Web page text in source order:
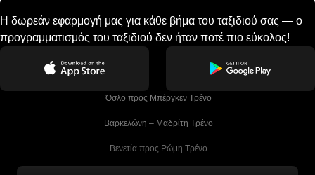
Η δωρεάν εφαρμογή μας για κάθε βήμα του ταξιδιού σας — ο
προγραμματισμός του ταξιδιού δεν ήταν ποτέ πιο εύκολος!
Όσλο προς Μπέργκεν Tρένο
Βαρκελώνη – Μαδρίτη Tρένο
Βενετία προς Ρώμη Τρένο